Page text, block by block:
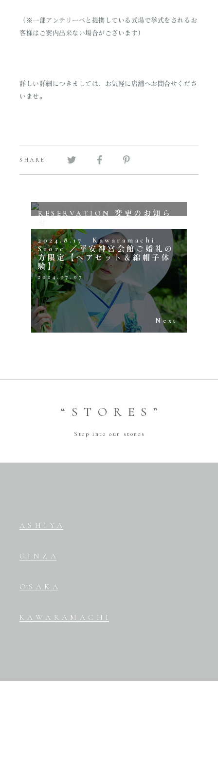
（※一部アンテリーベと提携している式場で挙式をされるお
客様はご案内出来ない場合がございます）
詳しい詳細につきましては、お気軽に店舗へお問合せくださ
いませ。
SHARE
RESERVATION 変更のお知ら
2024.07.07
Previous
2024.8.17 Kawaramachi
Store ／平安神宮会館ご婚礼の
方限定【ヘアセット＆綿帽子体
験】
2024.07.07
Next
“STORES”
Step into our stores
ASHIYA
GINZA
OSAKA
KAWARAMACHI